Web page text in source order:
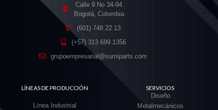
Calle 9 No 34-94
Bogotá, Colombia
(601) 748 22 13
(+57) 313 699 1356
grupoempresarial@sumiparts.com
LÍNEAS DE PRODUCCIÓN
Línea Industrial
SERVICIOS
Diseño
Metalmecánicos